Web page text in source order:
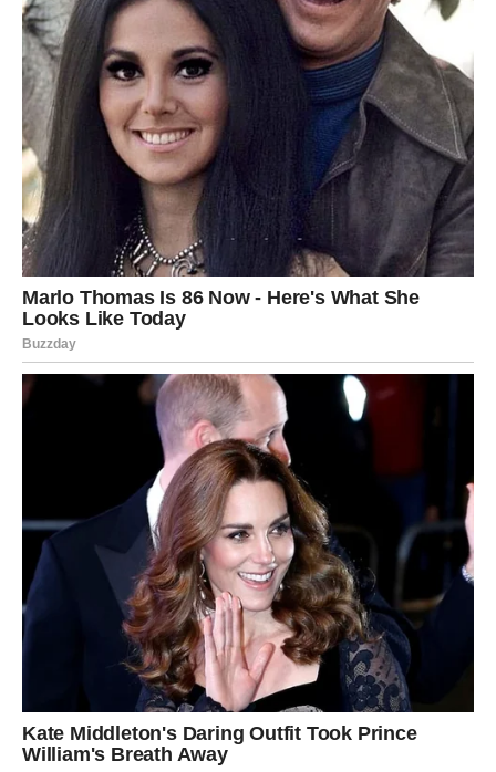
potencijal trajnosti
, dok će drugi konačno shvatiti da je
vreme da krenu dalje – bez griže savesti.
ŠKORPIJA – SUDBINSKI
UDAR KOJI DONOSI ISTINU
Za Škorpije, mlad Mesec 18. januara donosi
razotkrivanje
istine
. Nešto što je bilo skriveno, prećutano ili nejasno –
izlazi na površinu.
Očekujte:
istinu o osobi kojoj verujete
naglu promenu plana
odluku koja menja vaš pravac
Iako će prvi utisak biti šok, vrlo brzo shvatate da je ovo
oslobađanje
. Sudbina vam sklanja ono što vam više ne
pripada kako bi napravila mesto za nešto mnogo jače.
Finansijski – moguć je neočekivan dobitak ili ponuda koja
dolazi u poslednjem trenutku. Emotivno – strasti se bude,
ali samo tamo gde ima iskrenosti.